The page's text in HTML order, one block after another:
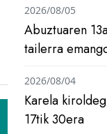
Abuztuaren
tailerra
2026/08/05
Karela
17tik 30era
2026/08/04